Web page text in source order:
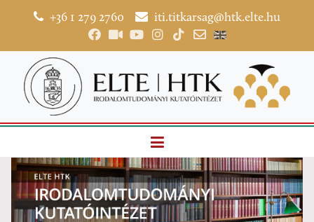
+36 1 279 2760 iti.titkarsag@htk.elte.hu